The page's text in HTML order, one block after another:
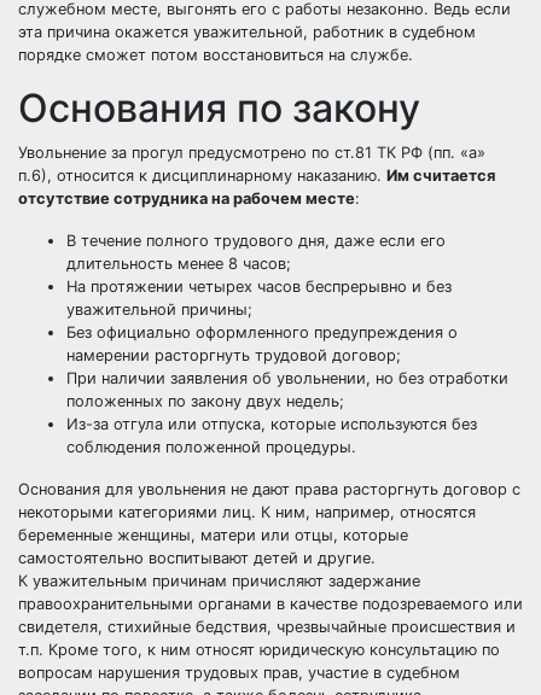
служебном месте, выгонять его с работы незаконно. Ведь если
эта причина окажется уважительной, работник в судебном
порядке сможет потом восстановиться на службе.
Основания по закону
Увольнение за прогул предусмотрено по ст.81 ТК РФ (пп. «а»
п.6), относится к дисциплинарному наказанию. Им считается
отсутствие сотрудника на рабочем месте:
В течение полного трудового дня, даже если его
длительность менее 8 часов;
На протяжении четырех часов беспрерывно и без
уважительной причины;
Без официально оформленного предупреждения о
намерении расторгнуть трудовой договор;
При наличии заявления об увольнении, но без отработки
положенных по закону двух недель;
Из-за отгула или отпуска, которые используются без
соблюдения положенной процедуры.
Основания для увольнения не дают права расторгнуть договор с
некоторыми категориями лиц. К ним, например, относятся
беременные женщины, матери или отцы, которые
самостоятельно воспитывают детей и другие.
К уважительным причинам причисляют задержание
правоохранительными органами в качестве подозреваемого или
свидетеля, стихийные бедствия, чрезвычайные происшествия и
т.п. Кроме того, к ним относят юридическую консультацию по
вопросам нарушения трудовых прав, участие в судебном